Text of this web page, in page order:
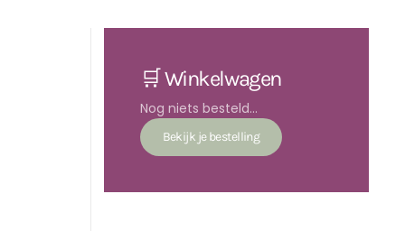
🛒 Winkelwagen
Nog niets besteld...